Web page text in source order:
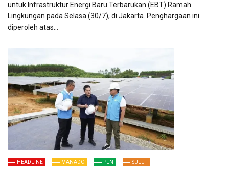
untuk Infrastruktur Energi Baru Terbarukan (EBT) Ramah
Lingkungan pada Selasa (30/7), di Jakarta. Penghargaan ini
diperoleh atas…
HEADLINE MANADO PLN SULUT